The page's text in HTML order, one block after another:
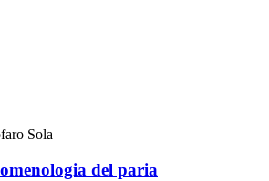
Sola
del paria